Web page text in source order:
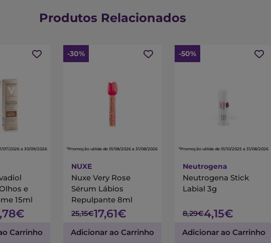
Produtos Relacionados
07/2026 a 30/09/2026
e
15ml
Carrinho
-30%
*Promoção válida de 01/08/2026 a 31/08/2026
NUXE
Nuxe Very Rose
Sérum Lábios
Repulpante 8ml
25,15€17,61€
Adicionar ao Carrinho
-50%
*Promoção válida de 01/10/2025 a 31/08/2026
Neutrogena
Neutrogena Stick
Labial 3g
8,29€4,15€
Adicionar ao Carrinho